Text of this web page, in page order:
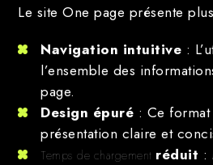
Le site One page présente
Navigation intuitive :
l’ensemble des
page.
Design épuré : Ce
présentation claire et
Temps de chargement réduit :